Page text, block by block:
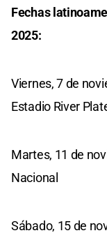
Fechas
2025:
Viernes, 7 de
Estadio River
Martes, 11 de
Nacional
Sábado, 15 de